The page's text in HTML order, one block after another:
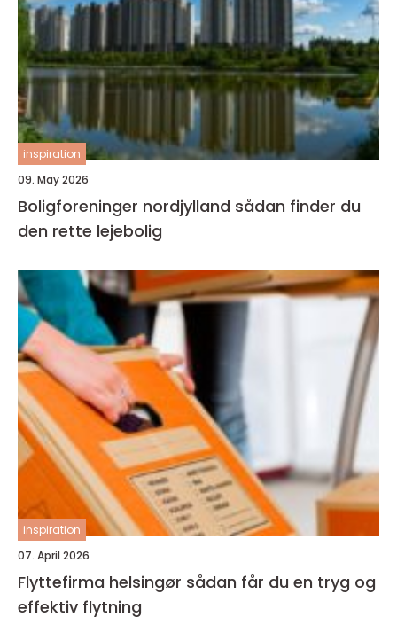
inspiration
09. May 2026
Boligforeninger nordjylland sådan finder du
den rette lejebolig
inspiration
07. April 2026
Flyttefirma helsingør sådan får du en tryg og
effektiv flytning